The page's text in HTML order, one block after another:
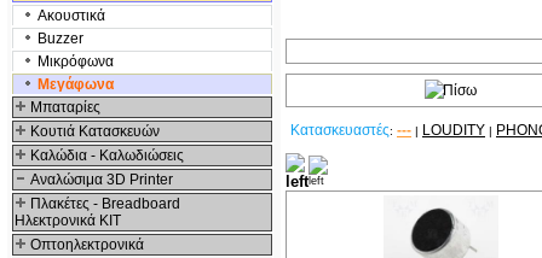
Ακουστικά
Buzzer
Μικρόφωνα
Μεγάφωνα
Μπαταρίες
Κουτιά Κατασκευών
Καλώδια - Καλωδιώσεις
Αναλώσιμα 3D Printer
Πλακέτες - Breadboard
Ηλεκτρονικά ΚΙΤ
Οπτοηλεκτρονικά
Κατασκευαστές: --- | LOUDITY |